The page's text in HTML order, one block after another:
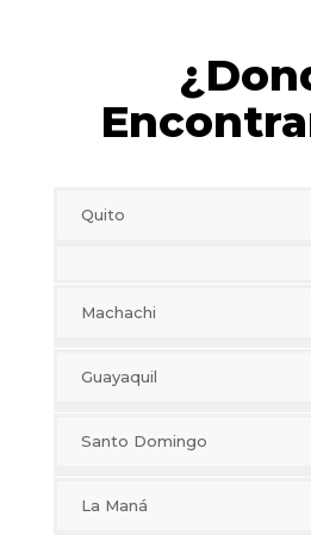
Quito
Machachi
Guayaquil
Santo Domingo
La Maná